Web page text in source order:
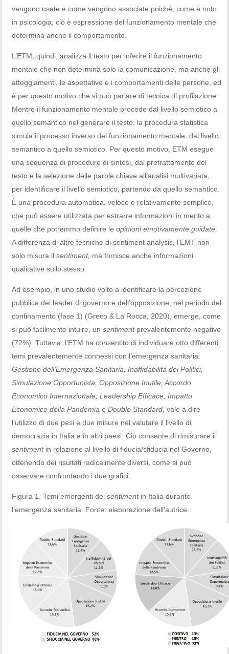
vengono usate e come vengono associate poiché, come è noto
in psicologia, ciò è espressione del funzionamento mentale che
determina anche il comportamento.
L’ETM, quindi, analizza il testo per inferire il funzionamento
mentale che non determina solo la comunicazione, ma anche gli
atteggiamenti, le aspettative e i comportamenti delle persone, ed
è per questo motivo che si può parlare di tecnica di profilazione.
Mentre il funzionamento mentale procede dal livello semiotico a
quello semantico nel generare il testo, la procedura statistica
simula il processo inverso del funzionamento mentale, dal livello
semantico a quello semiotico. Per questo motivo, ETM esegue
una sequenza di procedure di sintesi, dal pretrattamento del
testo e la selezione delle parole chiave all’analisi multivariata,
per identificare il livello semiotico, partendo da quello semantico.
È una procedura automatica, veloce e relativamente semplice,
che può essere utilizzata per estrarre informazioni in merito a
quelle che potremmo definire leopinioni emotivamente guidate
A differenza di altre tecniche di sentiment analysis, l’EMT non
solo misura ilsentiment, ma fornisce anche informazioni
qualitative sullo stesso.
Ad esempio, in uno studio volto a identificare la percezione
pubblica dei leader di governo e dell’opposizione, nel periodo del
confinamento (fase 1) (Greco & La Rocca, 2020), emerge, come
si può facilmente intuire, unsentimentprevalentemente negativo
(72%). Tuttavia, l’ETM ha consentito di individuare otto differenti
temi prevalentemente connessi con l’emergenza sanitaria:
Gestione dell’Emergenza Sanitaria, Inaffidabilità dei Politici,
Simulazione Opportunista, Opposizione Inutile, Accordo
Economico Internazionale, Leadership Efficace, Impatto
Economico della PandemiaeDouble Standard , vale a dire
l’utilizzo di due pesi e due misure nel valutare il livello di
democrazia in Italia e in altri paesi. Ciò consente di rimisurare il
sentimentin relazione al livello di fiducia/sfiducia nel Governo,
ottenendo dei risultati radicalmente diversi, come si può
osservare confrontando i due grafici.
Figura 1. Temi emergenti delsentimentin Italia durante
l’emergenza sanitaria. Fonte: elaborazione dell’autrice.